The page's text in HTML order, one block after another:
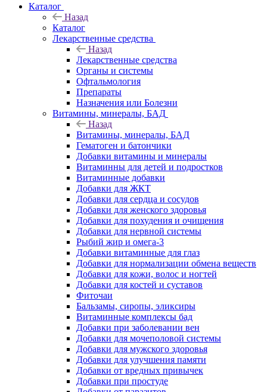
Каталог
Назад
Каталог
Лекарственные средства
Назад
Лекарственные средства
Органы и системы
Офтальмология
Препараты
Назначения или Болезни
Витамины, минералы, БАД
Назад
Витамины, минералы, БАД
Гематоген и батончики
Добавки витамины и минералы
Витаминны для детей и подростков
Витаминные добавки
Добавки для ЖКТ
Добавки для сердца и сосудов
Добавки для женского здоровья
Добавки для похудения и очищения
Добавки для нервной системы
Рыбий жир и омега-3
Добавки витаминные для глаз
Добавки для нормализации обмена веществ
Добавки для кожи, волос и ногтей
Добавки для костей и суставов
Фиточаи
Бальзамы, сиропы, эликсиры
Витаминные комплексы бад
Добавки при заболевании вен
Добавки для мочеполовой системы
Добавки для мужского здоровья
Добавки для улучшения памяти
Добавки от вредных привычек
Добавки при простуде